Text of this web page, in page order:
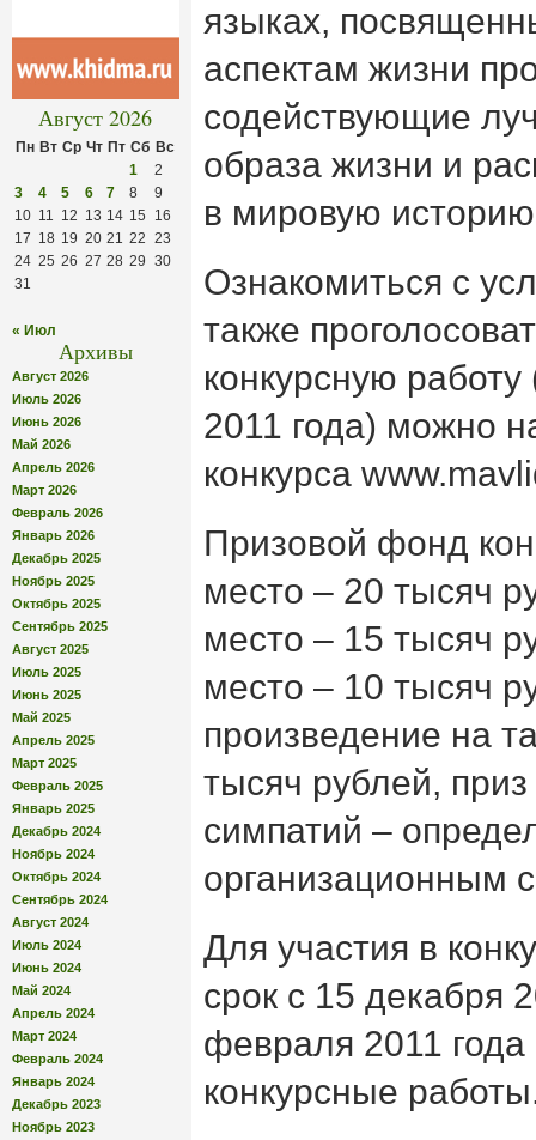
Август 2026
Пн Вт Ср Чт Пт Сб Вс
1
2
3
4 5 6 7 8
9
10 11 12 13 14 15
16
17 18 19 20 21 22 23
24 25 26 27 28 29 30
31
« Июл
Архивы
Август 2026
Июль 2026
Июнь 2026
Май 2026
Апрель 2026
Март 2026
Февраль 2026
Январь 2026
Декабрь 2025
Ноябрь 2025
Октябрь 2025
Сентябрь 2025
Август 2025
Июль 2025
Июнь 2025
Май 2025
Апрель 2025
Март 2025
Февраль 2025
Январь 2025
Декабрь 2024
Ноябрь 2024
Октябрь 2024
Сентябрь 2024
Август 2024
Июль 2024
Июнь 2024
Май 2024
Апрель 2024
Март 2024
Февраль 2024
Январь 2024
Декабрь 2023
Ноябрь 2023
языках,
аспектам жизни
содействующие
образа жизни и
в мировую
Ознакомиться с
также
конкурсную
2011 года) можно
конкурса
Призовой фонд
место – 20 тысяч
место – 15 тысяч
место – 10 тысяч
произведение на
тысяч рублей, приз
симпатий –
организационным
Для участия в
срок с 15 декабря
февраля 2011 года
конкурсные